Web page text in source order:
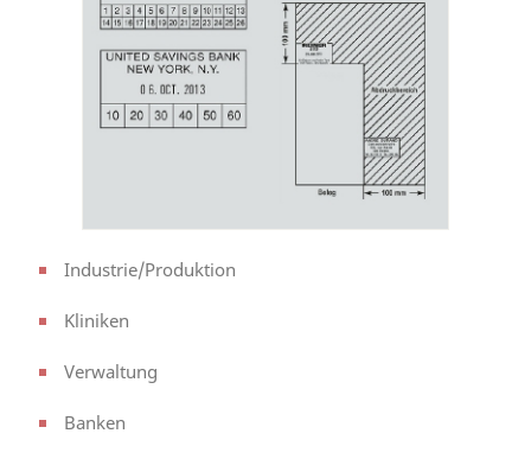
Industrie/Produktion
Kliniken
Verwaltung
Banken